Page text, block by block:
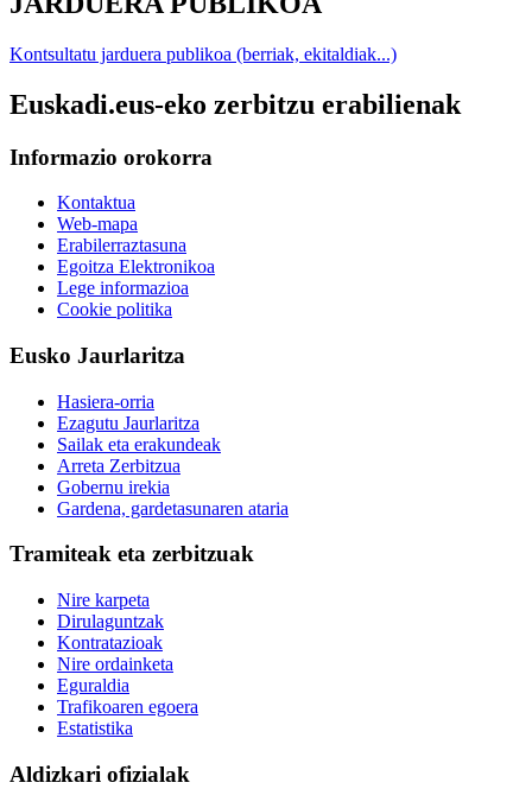
Kontsultatu jarduera publikoa (berriak, ekitaldiak...)
Euskadi.eus-eko zerbitzu erabilienak
Informazio orokorra
Kontaktua
Web-mapa
Erabilerraztasuna
Egoitza Elektronikoa
Lege informazioa
Cookie politika
Eusko Jaurlaritza
Hasiera-orria
Ezagutu Jaurlaritza
Sailak eta erakundeak
Arreta Zerbitzua
Gobernu irekia
Gardena, gardetasunaren ataria
Tramiteak eta zerbitzuak
Nire karpeta
Dirulaguntzak
Kontratazioak
Nire ordainketa
Eguraldia
Trafikoaren egoera
Estatistika
Aldizkari ofizialak